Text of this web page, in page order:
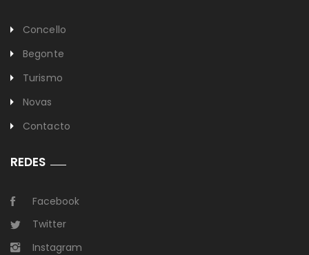
Concello
Begonte
Turismo
Novas
Contacto
REDES
Facebook
Twitter
Instagram